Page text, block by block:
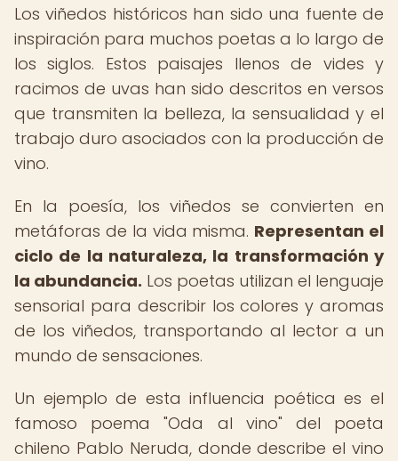
Los viñedos históricos han sido una fuente de
inspiración para muchos poetas a lo largo de
los siglos. Estos paisajes llenos de vides y
racimos de uvas han sido descritos en versos
que transmiten la belleza, la sensualidad y el
trabajo duro asociados con la producción de
vino.
En la poesía, los viñedos se convierten en
metáforas de la vida misma. Representan el
ciclo de la naturaleza, la transformación y
la abundancia. Los poetas utilizan el lenguaje
sensorial para describir los colores y aromas
de los viñedos, transportando al lector a un
mundo de sensaciones.
Un ejemplo de esta influencia poética es el
famoso poema "Oda al vino" del poeta
chileno Pablo Neruda, donde describe el vino